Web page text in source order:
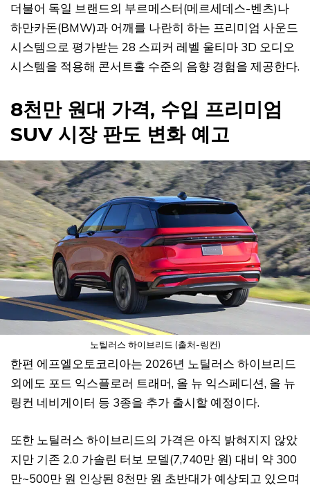
더불어 독일 브랜드의 부르메스터(메르세데스-벤츠)나
하만카돈(BMW)과 어깨를 나란히 하는 프리미엄 사운드
시스템으로 평가받는 28 스피커 레벨 울티마 3D 오디오
시스템을 적용해 콘서트홀 수준의 음향 경험을 제공한다.
8천만 원대 가격, 수입 프리미엄
SUV 시장 판도 변화 예고
노틸러스 하이브리드 (출처-링컨)
한편 에프엘오토코리아는 2026년 노틸러스 하이브리드
외에도 포드 익스플로러 트래머, 올 뉴 익스페디션, 올 뉴
링컨 네비게이터 등 3종을 추가 출시할 예정이다.
또한 노틸러스 하이브리드의 가격은 아직 밝혀지지 않았
지만 기존 2.0 가솔린 터보 모델(7,740만 원) 대비 약 300
만~500만 원 인상된 8천만 원 초반대가 예상되고 있으며